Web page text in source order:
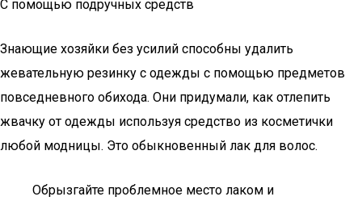
С помощью подручных средств
Знающие хозяйки без усилий способны удалить
жевательную резинку с одежды с помощью предметов
повседневного обихода. Они придумали, как отлепить
жвачку от одежды используя средство из косметички
любой модницы. Это обыкновенный лак для волос.
Обрызгайте проблемное место лаком и